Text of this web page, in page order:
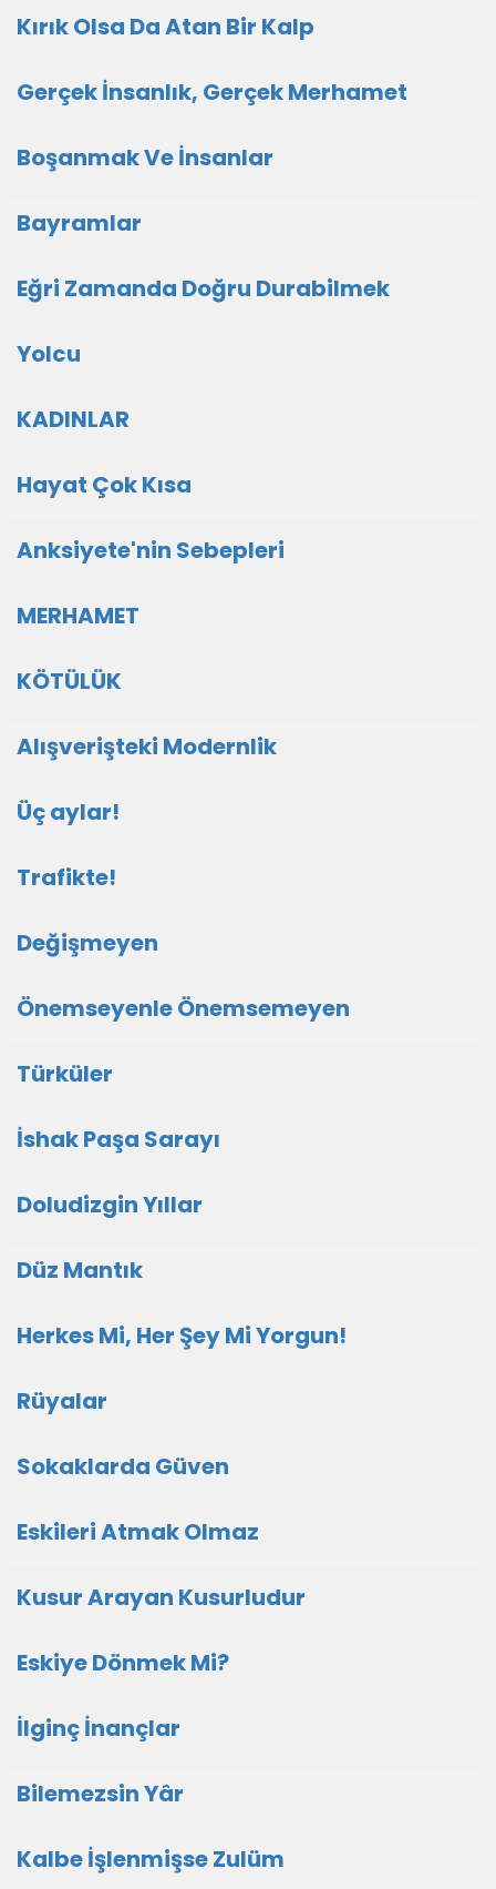
Kırık Olsa Da Atan Bir Kalp
Gerçek İnsanlık, Gerçek Merhamet
Boşanmak Ve İnsanlar
Bayramlar
Eğri Zamanda Doğru Durabilmek
Yolcu
KADINLAR
Hayat Çok Kısa
Anksiyete'nin Sebepleri
MERHAMET
KÖTÜLÜK
Alışverişteki Modernlik
Üç aylar!
Trafikte!
Değişmeyen
Önemseyenle Önemsemeyen
Türküler
İshak Paşa Sarayı
Doludizgin Yıllar
Düz Mantık
Herkes Mi, Her Şey Mi Yorgun!
Rüyalar
Sokaklarda Güven
Eskileri Atmak Olmaz
Kusur Arayan Kusurludur
Eskiye Dönmek Mi?
İlginç İnançlar
Bilemezsin Yâr
Kalbe İşlenmişse Zulüm